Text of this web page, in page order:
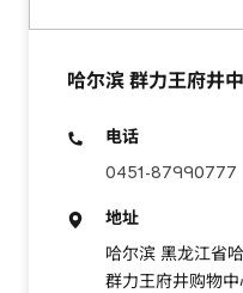
哈尔滨 群力王府井
电话
0451-87990777
地址
哈尔滨 黑龙江省
群力王府井购物